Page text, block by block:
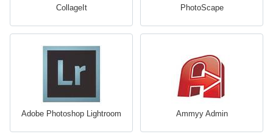
CollageIt PhotoScape
Adobe Photoshop Lightroom Ammyy Admin